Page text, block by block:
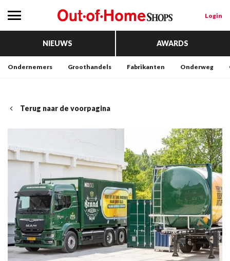
Login
NIEUWS AWARDS
Ondernemers Groothandels Fabrikanten Onderweg
Terug naar de voorpagina